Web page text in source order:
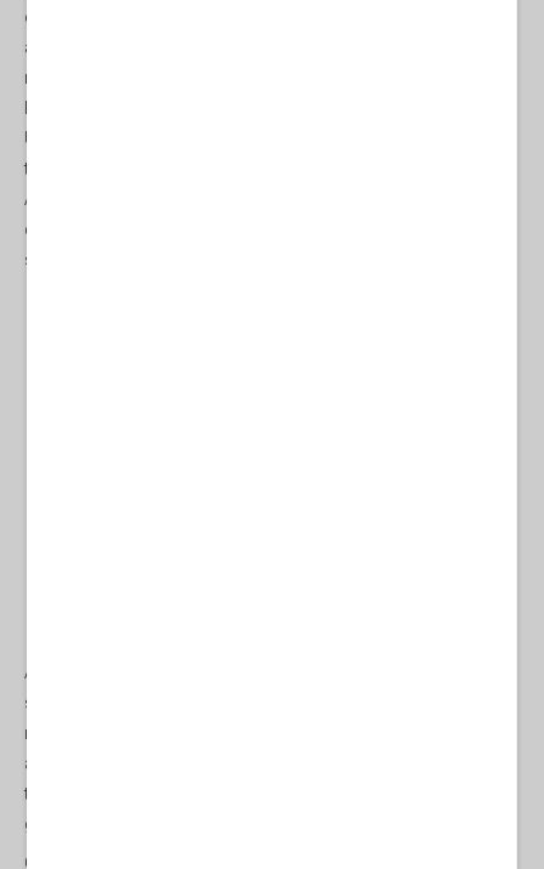
crisi economica endemica, la Turchia si distingue per grandi
ambizioni espansionistiche. Un dinamismo che abbiamo visto
materializzarsi poco dopo la distruzione della Libia e
USA e UE), di un regime di bande di spolpatori di risorse e di
trafficanti di carne umana, ben simboleggiato dal noto Usama
Almasri, di nordiana memoria. Il compito assegnato da noi e
dall’Europa a questa finzione di Stato è quello di regolare, nel
segno del ricatto, i flussi di migranti tra Africa Nera ed Europa.
Alla determinazione di una striscia di mare con giacimenti di gas
su cui vantare una primazia, corridoio che va dalla costa Egea al
mare libico, Erdogan accompagna l’invio di truppe che ne
assicurino il controllo e, nell’immediato, assicurino la propria
tutela alla malferma criminalità organizzata fatta passare per
governo libico.
Grazie a esse, Tripoli saprà resistere all’offensiva del parlamento